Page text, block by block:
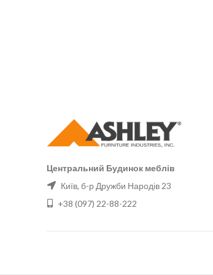
Центральний Будинок меблів
Київ, б-р Дружби Народів 23
+38 (097) 22-88-222